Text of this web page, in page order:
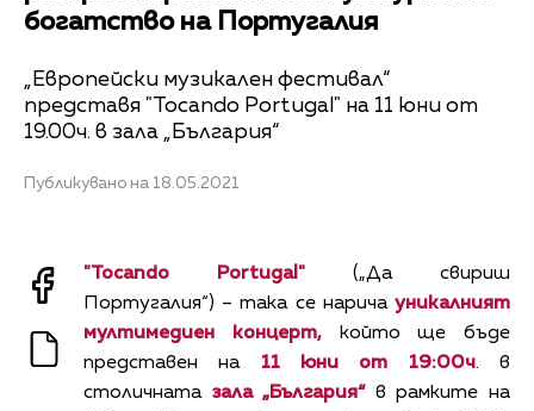
богатство на Португалия
„Европейски музикален фестивал“
представя "Tocando Portugal" на 11 юни от
19.00ч. в зала „България“
Публикувано на 18.05.2021
"Tocando Portugal" („Да свириш
Португалия“) – така се нарича уникалният
мултимедиен концерт,който ще бъде
представен на 11 юни от 19:00ч. в
столичната зала „България“в рамките на